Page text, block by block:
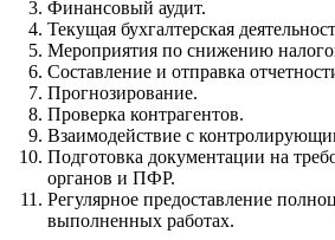
Финансовый аудит.
Текущая бухгалтерская
Мероприятия по снижению
Составление и отправка
Прогнозирование.
Проверка контрагентов.
Взаимодействие с
Подготовка документации на
органов и ПФР.
Регулярное предоставление
выполненных работах.